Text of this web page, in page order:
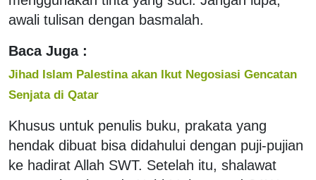
awali tulisan dengan basmalah.
Baca Juga :
Jihad Islam Palestina akan Ikut Negosiasi Gencatan
Senjata di Qatar
Khusus untuk penulis buku, prakata yang
hendak dibuat bisa didahului dengan puji-pujian
ke hadirat Allah SWT. Setelah itu, shalawat